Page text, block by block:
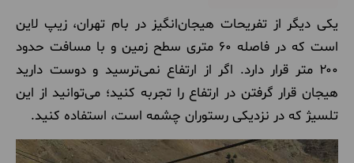
یکی دیگر از تفریحات هیجان‌انگیز در بام تهران، زیپ لاین
است که در فاصله ۶۰ متری سطح زمین و با مسافت حدود
۲۰۰ متر قرار دارد. اگر از ارتفاع نمی‌ترسید و دوست دارید
هیجان قرار گرفتن در ارتفاع را تجربه کنید؛ می‌توانید از این
تلسیژ که در نزدیکی رستوران چشمه است، استفاده کنید.